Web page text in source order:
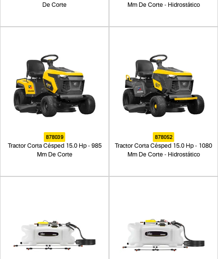
De Corte
Mm De Corte - Hidrostático
878039
Tractor Corta Césped 15.0 Hp - 985
Mm De Corte
878052
Tractor Corta Césped 15.0 Hp - 1080
Mm De Corte - Hidrostático